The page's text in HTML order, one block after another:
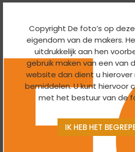
Copyright De foto’s op
eigendom van de makers.
uitdrukkelijk aan hen
gebruik maken van een van
website dan dient u
bemiddelen. U kunt hiervoor
met het bestuur van de
IK HEB HET
Gabi de vriendin van Harm
groepsfoto, waarna we
om door Lia verrast te worden
Heel tevreden gingen de
Jolanda ging nog even terug,